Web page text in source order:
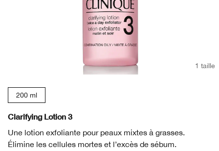
1 taille
200 ml
Clarifying Lotion 3
Une lotion exfoliante pour peaux mixtes à grasses.
Élimine les cellules mortes et l’excès de sébum.